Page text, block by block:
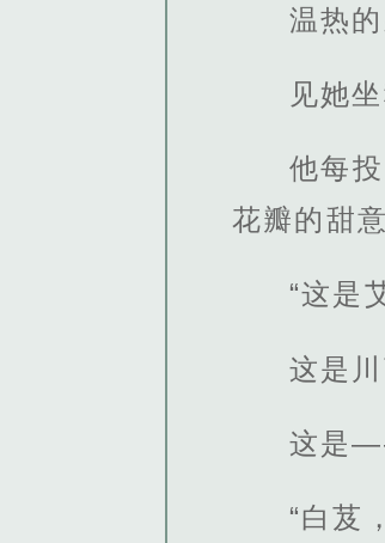
温热
见她
他每
花瓣的甜
“这是
这是
这是
“白芨